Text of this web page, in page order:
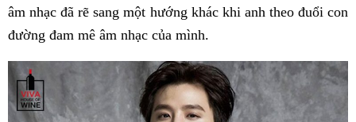
âm nhạc đã rẽ sang một hướng khác khi anh theo đuổi con
đường đam mê âm nhạc của mình.